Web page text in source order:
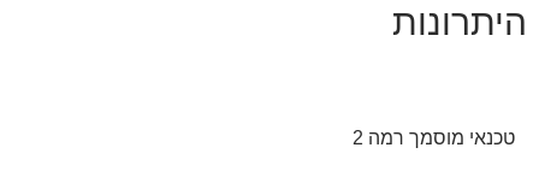
היתרונות
טכנאי מוסמך רמה 2